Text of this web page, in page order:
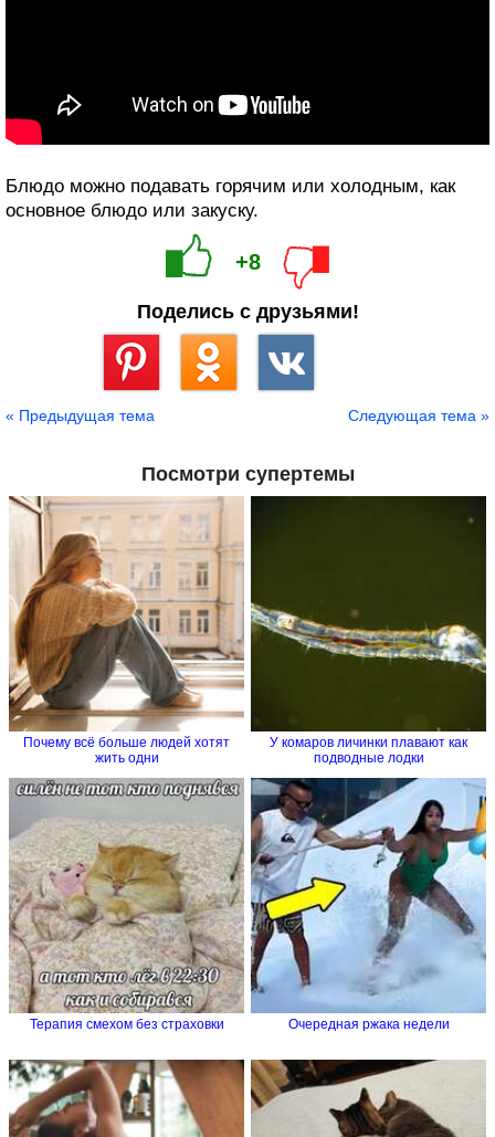
Блюдо можно подавать горячим или холодным, как
основное блюдо или закуску.
+8
Поделись с друзьями!
« Предыдущая тема Следующая тема »
Посмотри супертемы
Почему всё больше людей хотят
жить одни
У комаров личинки плавают как
подводные лодки
Терапия смехом без страховки Очередная ржака недели